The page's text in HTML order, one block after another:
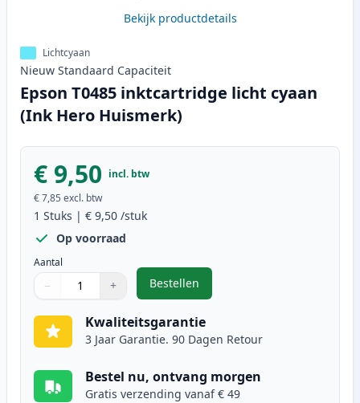
Bekijk productdetails
Lichtcyaan
Nieuw Standaard Capaciteit
Epson T0485 inktcartridge licht cyaan
(Ink Hero Huismerk)
€ 9,50 incl. btw
€ 7,85 excl. btw
1 Stuks | € 9,50 /stuk
Op voorraad
Aantal
Gebruik de knoppen om aan te passen
− +
1
Bestellen
,Epson T0485 inktcartridge licht
Kwaliteitsgarantie
3 Jaar Garantie. 90 Dagen Retour
Bestel nu, ontvang morgen
Gratis verzending vanaf € 49